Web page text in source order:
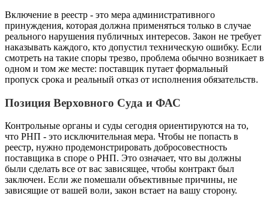
Включение в реестр - это мера административного
принуждения, которая должна применяться только в случае
реального нарушения публичных интересов. Закон не требует
наказывать каждого, кто допустил техническую ошибку. Если
смотреть на такие споры трезво, проблема обычно возникает в
одном и том же месте: поставщик путает формальный
пропуск срока и реальный отказ от исполнения обязательств.
Позиция Верховного Суда и ФАС
Контрольные органы и суды сегодня ориентируются на то,
что РНП - это исключительная мера. Чтобы не попасть в
реестр, нужно продемонстрировать добросовестность
поставщика в споре о РНП. Это означает, что вы должны
были сделать все от вас зависящее, чтобы контракт был
заключен. Если же помешали объективные причины, не
зависящие от вашей воли, закон встает на вашу сторону.